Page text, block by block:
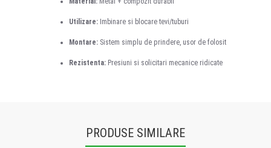
Utilizare: Imbinare si blocare tevi/tuburi
Montare: Sistem simplu de prindere, usor de folosit
Rezistenta: Presiuni si solicitari mecanice ridicate
PRODUSE SIMILARE